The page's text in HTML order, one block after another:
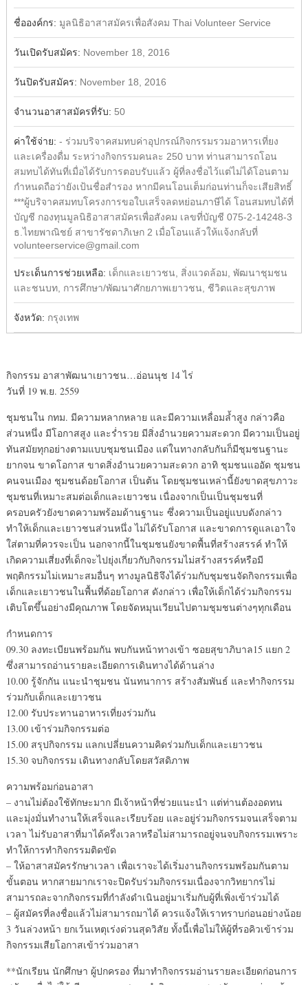
ชื่อองค์กร: มูลนิธิอาสาสมัครเพื่อสังคม Thai Volunteer Service
วันเปิดรับสมัคร: November 18, 2016
วันปิดรับสมัคร: November 18, 2016
จำนวนอาสาสมัครที่รับ: 50
ค่าใช้จ่าย: - ร่วมบริจาคสมทบค่าอุปกรณ์กิจกรรมรวมอาหารเที่ยง
และเครื่องดื่ม ระหว่างกิจกรรมคนละ 250 บาท ท่านสามารถโอน
สมทบได้ทันที่เมื่อได้รับการตอบรับแล้ว ผู้ที่ลงชื่อไว้แต่ไม่ได้โอนตาม
กำหนดถือว่ายังเป้นชื่อสำรอง หากมีคนโอนเต็มก่อนท่านก็จะเสียสิทธิ์
***ผู้บริจาคสมทบโครงการขอใบเสร็จลดหย่อนภาษีได้ โอนสมทบได้ที่
บัญชี กองทุนมูลนิธิอาสาสมัครเพื่อสังคม เลขที่บัญชี 075-2-14248-3
ธ.ไทยพาณิชย์ สาขารัชดาภิเษก 2 เมื่อโอนแล้วให้แจ้งกลับที่
volunteerservice@gmail.com
ประเด็นการช่วยเหลือ: เด็กและเยาวชน, สิ่งแวดล้อม, พัฒนาชุมชน
และชนบท, การศึกษา/พัฒนาศักยภาพเยาวชน, ชีวิตและสุขภาพ
จังหวัด: กรุงเทพ
กิจกรรม อาสาพัฒนาเยาวชน…อ่อนนุช 14 ไร่
วันที่ 19 พ.ย. 2559
ชุมชนใน กทม. มีความหลากหลาย และมีความเหลื่อมล้ำสูง กล่าวคือ
ส่วนหนึ่ง มีโอกาสสูง และร่ำรวย มีสิ่งอำนวยความสะดวก มีความเป็นอยู่
ทันสมัยทุกอย่างตามแบบชุมชนเมือง แต่ในทางกลับกันก็มีชุมชนฐานะ
ยากจน ขาดโอกาส ขาดสิ่งอำนวยความสะดวก อาทิ ชุมชนแออัด ชุมชน
คนจนเมือง ชุมชนด้อยโอกาส เป็นต้น โดยชุมชนเหล่านี้ยังขาดสุขภาวะ
ชุมชนที่เหมาะสมต่อเด็กและเยาวชน เนื่องจากเป็นเป็นชุมชนที่
ครอบครัวยังขาดความพร้อมด้านฐานะ ซึ่งความเป็นอยู่แบบดังกล่าว
ทำให้เด็กและเยาวชนส่วนหนึ่ง ไม่ได้รับโอกาส และขาดการดูแลเอาใจ
ใส่ตามที่ควรจะเป็น นอกจากนี้ในชุมชนยังขาดพื้นที่สร้างสรรค์ ทำให้
เกิดความเสี่ยงที่เด็กจะไปยุ่งเกี่ยวกับกิจกรรมไม่สร้างสรรค์หรือมี
พฤติกรรมไม่เหมาะสมอื่นๆ ทางมูลนิธิจึงได้ร่วมกับชุมชนจัดกิจกรรมเพื่อ
เด็กและเยาวชนในพื้นที่ด้อยโอกาส ดังกล่าว เพื่อให้เด็กได้ร่วมกิจกรรม
เติบโตขึ้นอย่างมีคุณภาพ โดยจัดหมุนเวียนไปตามชุมชนต่างๆทุกเดือน
กำหนดการ
09.30 ลงทะเบียนพร้อมกัน พบกันหน้าทางเข้า ซอยสุขาภิบาล15 แยก 2
ซึ่งสามารถอ่านรายละเอียดการเดินทางได้ด้านล่าง
10.00 รู้จักกัน แนะนำชุมชน นันทนาการ สร้างสัมพันธ์ และทำกิจกรรม
ร่วมกับเด็กและเยาวชน
12.00 รับประทานอาหารเที่ยงร่วมกัน
13.00 เข้าร่วมกิจกรรมต่อ
15.00 สรุปกิจกรรม แลกเปลี่ยนความคิดร่วมกับเด็กและเยาวชน
15.30 จบกิจกรรม เดินทางกลับโดยสวัสดิภาพ
ความพร้อมก่อนอาสา
– งานไม่ต้องใช้ทักษะมาก มีเจ้าหน้าที่ช่วยแนะนำ แต่ท่านต้องอดทน
และมุ่งมั่นทำงานให้เสร็จและเรียบร้อย และอยู่ร่วมกิจกรรมจนเสร็จตาม
เวลา ไม่รับอาสาที่มาได้ครึ่งเวลาหรือไม่สามารถอยู่จนจบกิจกรรมเพราะ
ทำให้การทำกิจกรรมติดขัด
– ให้อาสาสมัครรักษาเวลา เพื่อเราจะได้เริ่มงานกิจกรรมพร้อมกันตาม
ขั้นตอน หากสายมากเราจะปิดรับร่วมกิจกรรมเนื่องจากวิทยากรไม่
สามารถละจากกิจกรรมที่กำลังดำเนินอยู่มาเริ่มกับผู้ที่เพิ่งเข้าร่วมได้
– ผู้สมัครที่ลงชื่อแล้วไม่สามารถมาได้ ควรแจ้งให้เราทราบก่อนอย่างน้อย
3 วันล่วงหน้า ยกเว้นเหตุเร่งด่วนสุดวิสัย ทั้งนี้เพื่อไม่ให้ผู้ที่รอคิวเข้าร่วม
กิจกรรมเสียโอกาสเข้าร่วมอาสา
**นักเรียน นักศึกษา ผู้ปกครอง ที่มาทำกิจกรรมอ่านรายละเอียดก่อนการ